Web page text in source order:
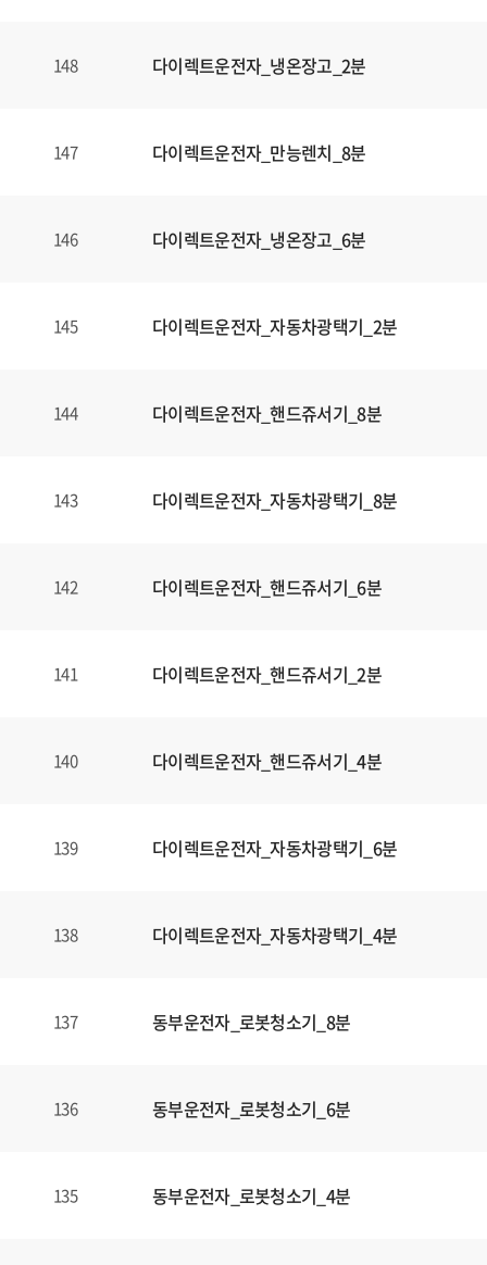
148 다이렉트운전자_냉온장고_2분
147 다이렉트운전자_만능렌치_8분
146 다이렉트운전자_냉온장고_6분
145 다이렉트운전자_자동차광택기_2분
144 다이렉트운전자_핸드쥬서기_8분
143 다이렉트운전자_자동차광택기_8분
142 다이렉트운전자_핸드쥬서기_6분
141 다이렉트운전자_핸드쥬서기_2분
140 다이렉트운전자_핸드쥬서기_4분
139 다이렉트운전자_자동차광택기_6분
138 다이렉트운전자_자동차광택기_4분
137 동부운전자_로봇청소기_8분
136 동부운전자_로봇청소기_6분
135 동부운전자_로봇청소기_4분